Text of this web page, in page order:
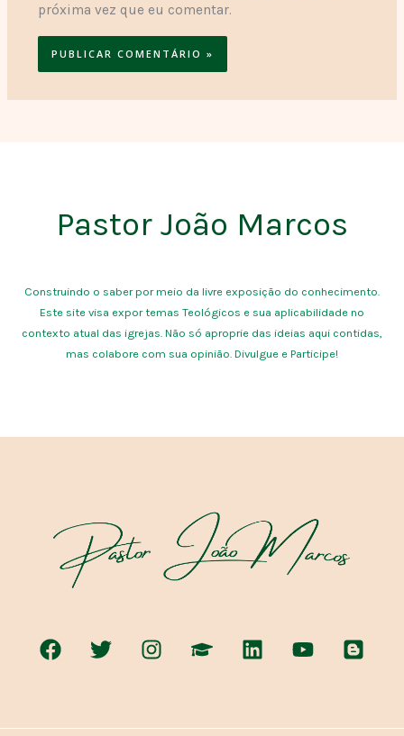
próxima vez que eu comentar.
Pastor João Marcos
Construindo o saber por meio da livre exposição do conhecimento.
Este site visa expor temas Teológicos e sua aplicabilidade no
contexto atual das igrejas. Não só aproprie das ideias aqui contidas,
mas colabore com sua opinião. Divulgue e Participe!